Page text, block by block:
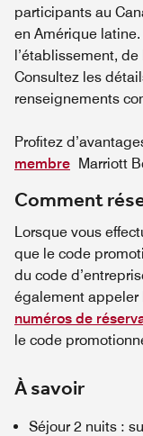
participants au
en Amérique latine.
l’établissement,
Consultez les
renseignements
Profitez
membre Marriott
Comment
Lorsque vous
que le code
du code
également appeler
numéros de
le code
À savoir
Séjour 2 nuits :